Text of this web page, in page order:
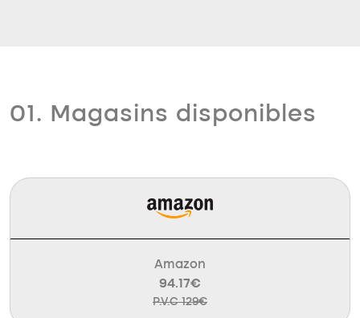
01. Magasins disponibles
Amazon
94.17€
P.V.C 129€